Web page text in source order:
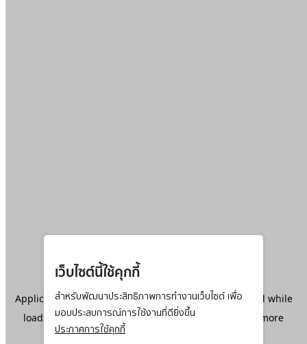
เว็บไซต์นี้ใช้คุกกี้
สำหรับพัฒนาประสิทธิภาพการทำงานเว็บไซต์ เพื่อ
มอบประสบการณ์การใช้งานที่ดียิ่งขึ้น
ประกาศการใช้คุกกี้
Application error: aclient-side exception has occurred while
loadingwww.ktc.co.th(see the browser console
for more
information).